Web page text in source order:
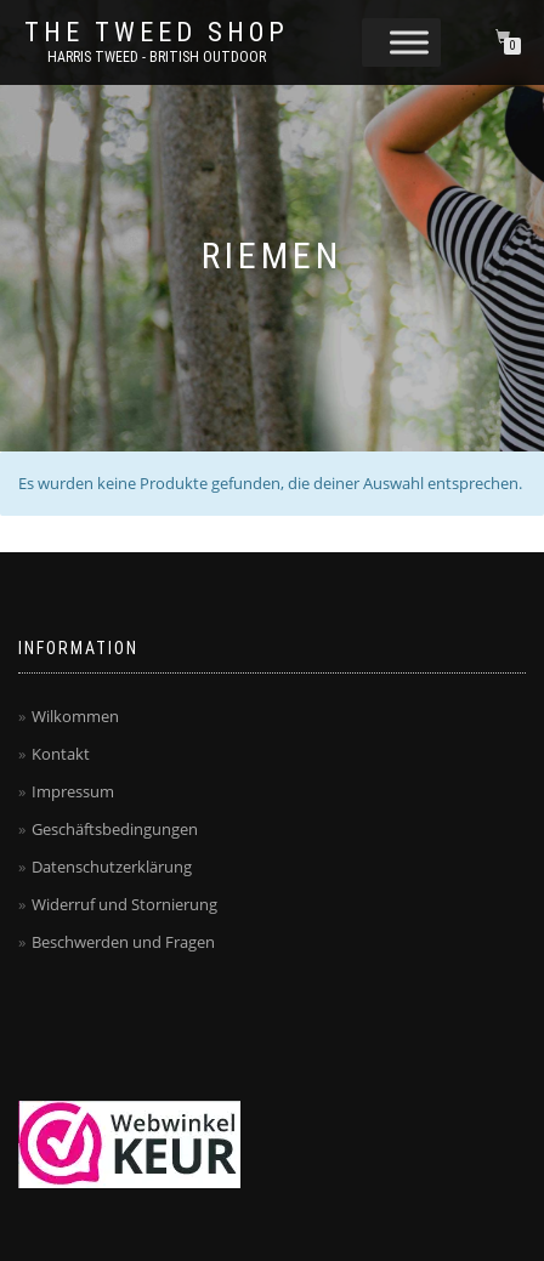
THE TWEED SHOP
HARRIS TWEED - BRITISH OUTDOOR
0
RIEMEN
Es wurden keine Produkte gefunden, die deiner Auswahl entsprechen.
INFORMATION
Wilkommen
Kontakt
Impressum
Geschäftsbedingungen
Datenschutzerklärung
Widerruf und Stornierung
Beschwerden und Fragen